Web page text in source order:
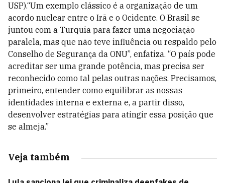
USP).“Um exemplo clássico é a organização de um
acordo nuclear entre o Irã e o Ocidente. O Brasil se
juntou com a Turquia para fazer uma negociação
paralela, mas que não teve influência ou respaldo pelo
Conselho de Segurança da ONU”, enfatiza. “O país pode
acreditar ser uma grande potência, mas precisa ser
reconhecido como tal pelas outras nações. Precisamos,
primeiro, entender como equilibrar as nossas
identidades interna e externa e, a partir disso,
desenvolver estratégias para atingir essa posição que
se almeja.”
Veja também